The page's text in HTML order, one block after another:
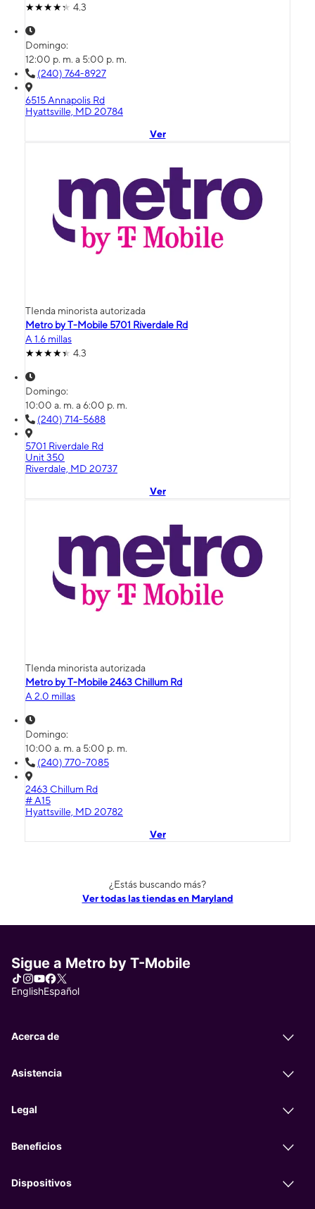
4.3
Domingo:
12:00 p. m. a 5:00 p. m.
(240) 764-8927
6515 Annapolis Rd
Hyattsville, MD 20784
Ver
TIenda minorista autorizada
Metro by T-Mobile 5701 Riverdale Rd
A 1.6 millas
4.3
Domingo:
10:00 a. m. a 6:00 p. m.
(240) 714-5688
5701 Riverdale Rd
Unit 350
Riverdale, MD 20737
Ver
TIenda minorista autorizada
Metro by T-Mobile 2463 Chillum Rd
A 2.0 millas
Domingo:
10:00 a. m. a 5:00 p. m.
(240) 770-7085
2463 Chillum Rd
# A15
Hyattsville, MD 20782
Ver
¿Estás buscando más?
Ver todas las tiendas en Maryland